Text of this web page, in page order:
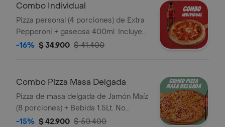
Combo Individual
Pizza personal (4 porciones) de Extra
Pepperoni + gaseosa 400ml. Incluye
Salsa de Ajo, Sazonador Pimienta
-16% $ 34.900 $ 41.400
Combo Pizza Masa Delgada
Pizza de masa delgada de Jamón Maíz
(8 porciones) + Bebida 1.5Lt. No
incluye salsa de ajo , llevala por
-15% $ 42.900 $ 50.400